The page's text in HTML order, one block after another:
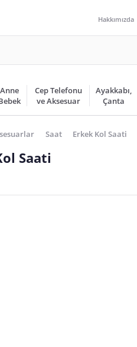
Hakkımızda
Anne
Cep Telefonu
ve Aksesuar
Ayakkabı,
Çanta
Saat Erkek Kol Saati
Saati